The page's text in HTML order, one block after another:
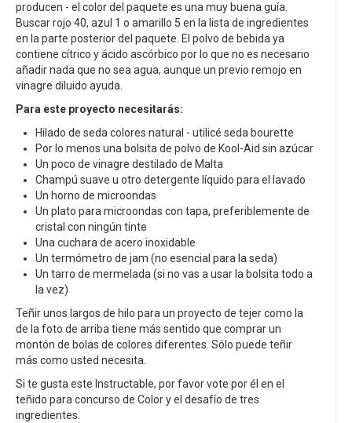
producen - el color del paquete es una muy buena guía.
Buscar rojo 40, azul 1 o amarillo 5 en la lista de ingredientes
en la parte posterior del paquete. El polvo de bebida ya
contiene cítrico y ácido ascórbico por lo que no es necesario
añadir nada que no sea agua, aunque un previo remojo en
vinagre diluido ayuda.
Para este proyecto necesitarás:
Hilado de seda colores natural - utilicé seda bourette
Por lo menos una bolsita de polvo de Kool-Aid sin azúcar
Un poco de vinagre destilado de Malta
Champú suave u otro detergente líquido para el lavado
Un horno de microondas
Un plato para microondas con tapa, preferiblemente de
cristal con ningún tinte
Una cuchara de acero inoxidable
Un termómetro de jam (no esencial para la seda)
Un tarro de mermelada (si no vas a usar la bolsita todo a
la vez)
Teñir unos largos de hilo para un proyecto de tejer como la
de la foto de arriba tiene más sentido que comprar un
montón de bolas de colores diferentes. Sólo puede teñir
más como usted necesita.
Si te gusta este Instructable, por favor vote por él en el
teñido para concurso de Color y el desafío de tres
ingredientes.